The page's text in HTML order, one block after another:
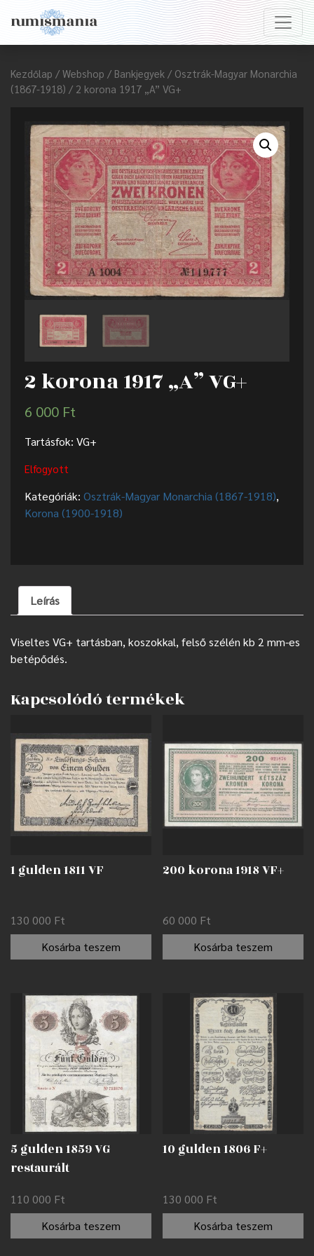
Kezdőlap / Webshop / Bankjegyek / Osztrák-Magyar Monarchia
(1867-1918) / 2 korona 1917 „A” VG+
2 korona 1917 „A” VG+
6 000 Ft
Tartásfok: VG+
Elfogyott
Kategóriák: Osztrák-Magyar Monarchia (1867-1918),
Korona (1900-1918)
Leírás
Viseltes VG+ tartásban, koszokkal, felső szélén kb 2 mm-es
betépődés.
Kapcsolódó termékek
1 gulden 1811 VF
130 000 Ft
Kosárba teszem
200 korona 1918 VF+
60 000 Ft
Kosárba teszem
5 gulden 1859 VG
restaurált
110 000 Ft
Kosárba teszem
10 gulden 1806 F+
130 000 Ft
Kosárba teszem